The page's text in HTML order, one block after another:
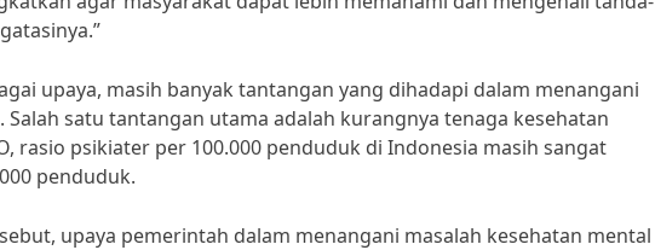
upaya, masih banyak tantangan yang dihadapi dalam menangani
satu tantangan utama adalah kurangnya tenaga kesehatan
rasio psikiater per 100.000 penduduk di Indonesia masih sangat
penduduk.
upaya pemerintah dalam menangani masalah kesehatan mental